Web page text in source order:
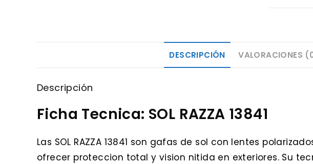
DESCRIPCIÓN VALORACIONES
Descripción
Ficha Tecnica: SOL RAZZA 13841
Las SOL RAZZA 13841 son gafas de sol con lentes
ofrecer proteccion total y vision nitida en exteriores. Su